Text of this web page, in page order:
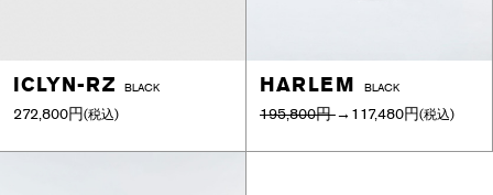
ICLYN-RZ BLACK
272,800円(税込)
HARLEM BLACK
195,800円→ 117,480円(税込)